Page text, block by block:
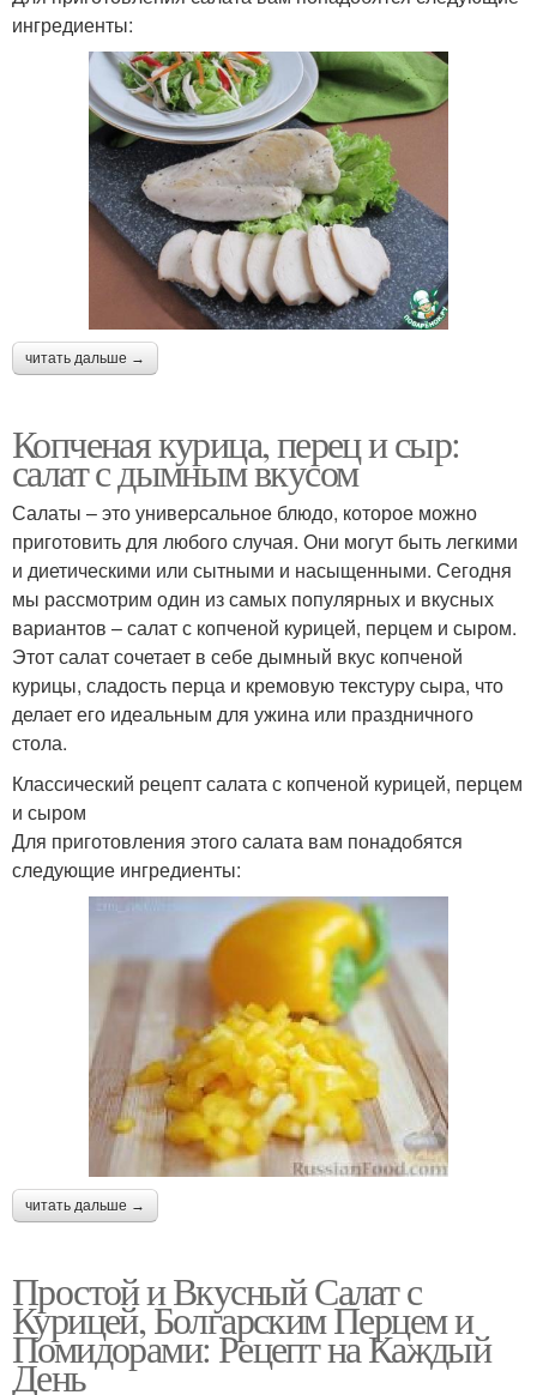
ингредиенты:
читать дальше →
Копченая курица, перец и сыр:
салат с дымным вкусом
Салаты – это универсальное блюдо, которое можно
приготовить для любого случая. Они могут быть легкими
и диетическими или сытными и насыщенными. Сегодня
мы рассмотрим один из самых популярных и вкусных
вариантов – салат с копченой курицей, перцем и сыром.
Этот салат сочетает в себе дымный вкус копченой
курицы, сладость перца и кремовую текстуру сыра, что
делает его идеальным для ужина или праздничного
стола.
Классический рецепт салата с копченой курицей, перцем
и сыром
Для приготовления этого салата вам понадобятся
следующие ингредиенты:
читать дальше →
Простой и Вкусный Салат с
Курицей, Болгарским Перцем и
Помидорами: Рецепт на Каждый
День